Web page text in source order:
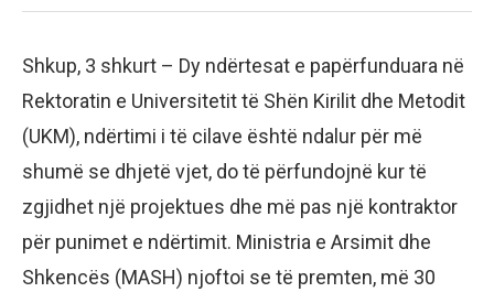
Shkup, 3 shkurt – Dy ndërtesat e papërfunduara në
Rektoratin e Universitetit të Shën Kirilit dhe Metodit
(UKM), ndërtimi i të cilave është ndalur për më
shumë se dhjetë vjet, do të përfundojnë kur të
zgjidhet një projektues dhe më pas një kontraktor
për punimet e ndërtimit. Ministria e Arsimit dhe
Shkencës (MASH) njoftoi se të premten, më 30